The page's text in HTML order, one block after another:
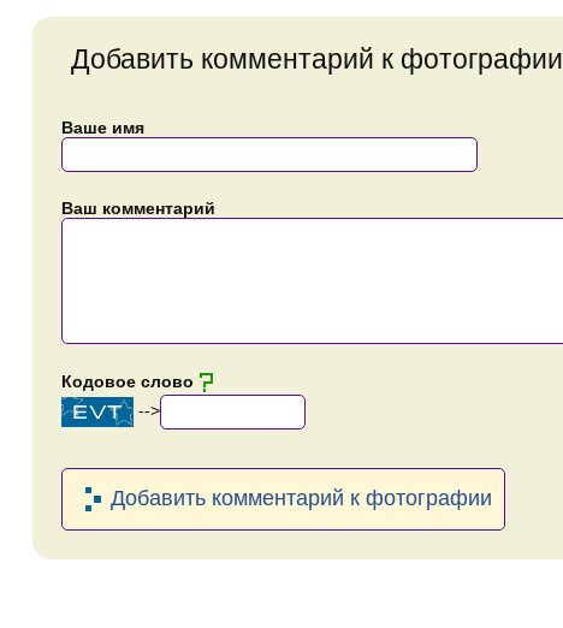
Добавить комментарий к фотографии
Ваше имя
Ваш комментарий
Кодовое слово
-->
Добавить комментарий к фотографии